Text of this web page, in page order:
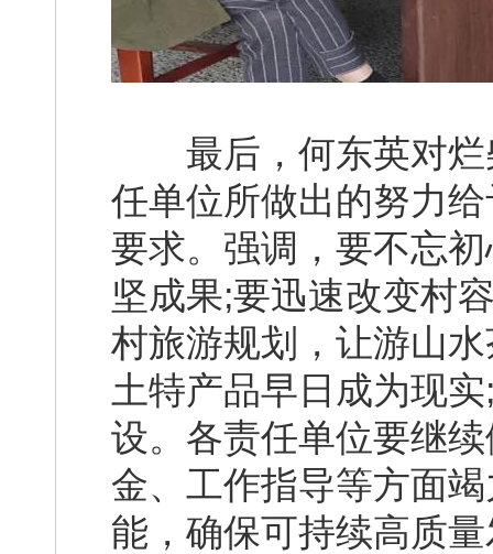
最后，何东英对烂
任单位所做出的努力
要求。强调，要不忘
坚成果;要迅速改变村
村旅游规划，让游山
土特产品早日成为现
设。各责任单位要继
金、工作指导等方面
能，确保可持续高质